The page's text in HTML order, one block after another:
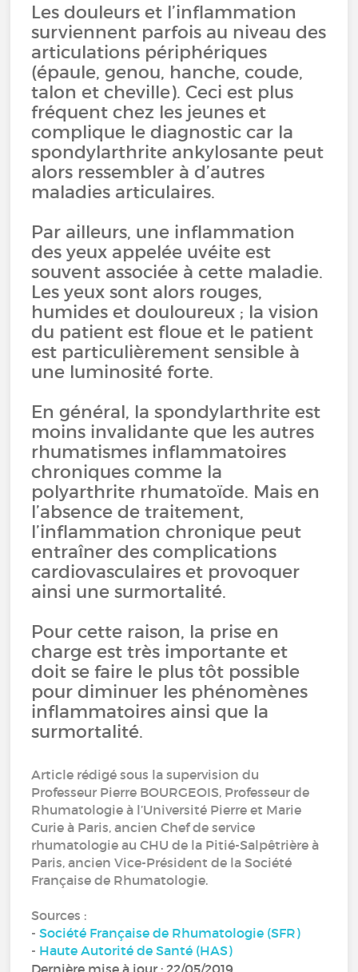
Les douleurs et l’inflammation
surviennent parfois au niveau des
articulations périphériques
(épaule, genou, hanche, coude,
talon et cheville). Ceci est plus
fréquent chez les jeunes et
complique le diagnostic car la
spondylarthrite ankylosante peut
alors ressembler à d’autres
maladies articulaires.
Par ailleurs, une inflammation
des yeux appelée uvéite est
souvent associée à cette maladie.
Les yeux sont alors rouges,
humides et douloureux ; la vision
du patient est floue et le patient
est particulièrement sensible à
une luminosité forte.
En général, la spondylarthrite est
moins invalidante que les autres
rhumatismes inflammatoires
chroniques comme la
polyarthrite rhumatoïde. Mais en
l’absence de traitement,
l’inflammation chronique peut
entraîner des complications
cardiovasculaires et provoquer
ainsi une surmortalité.
Pour cette raison, la prise en
charge est très importante et
doit se faire le plus tôt possible
pour diminuer les phénomènes
inflammatoires ainsi que la
surmortalité.
Article rédigé sous la supervision du
Professeur Pierre BOURGEOIS, Professeur de
Rhumatologie à l’Université Pierre et Marie
Curie à Paris, ancien Chef de service
rhumatologie au CHU de la Pitié-Salpêtrière à
Paris, ancien Vice-Président de la Société
Française de Rhumatologie.
Sources :
-Société Française de Rhumatologie (SFR)
- Haute Autorité de Santé (HAS)
Dernière mise à jour : 22/05/2019